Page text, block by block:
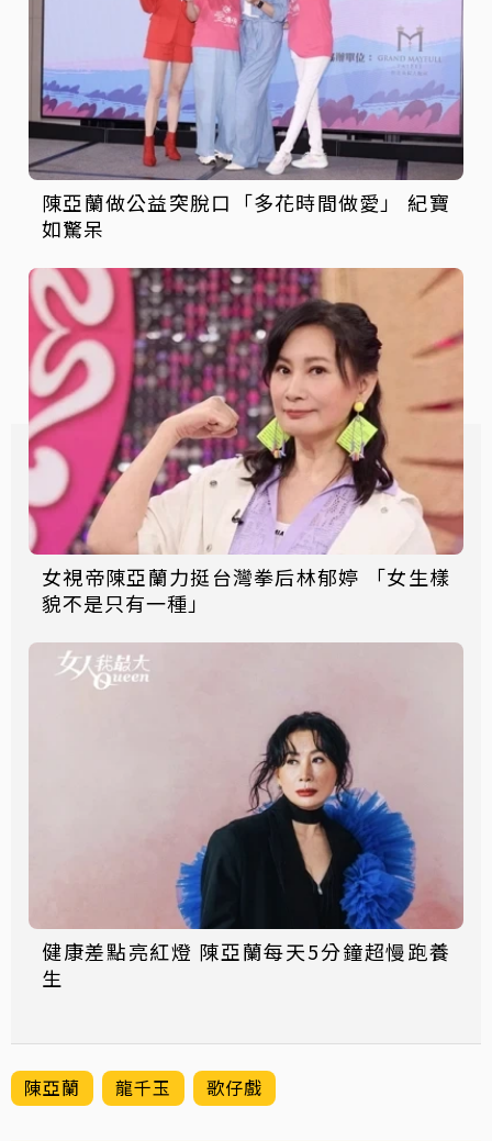
陳亞蘭做公益突脫口「多花時間做愛」 紀寶
如驚呆
女視帝陳亞蘭力挺台灣拳后林郁婷 「女生樣
貌不是只有一種」
健康差點亮紅燈 陳亞蘭每天5分鐘超慢跑養
生
陳亞蘭 龍千玉 歌仔戲